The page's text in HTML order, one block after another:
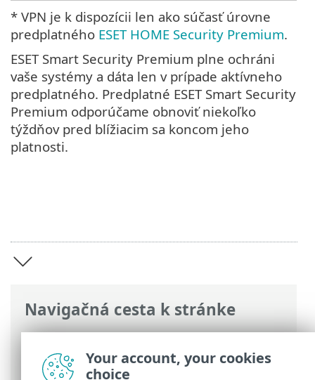
Navigačná cesta k stránke
ESET Online pomocník>ESET Smart
Security Premium>ESET Smart Security
Premium
* VPN je k dispozícii len ako súčasť úrovne
predplatného ESET HOME Security Premium.
ESET Smart Security Premium plne ochráni
vaše systémy a dáta len v prípade aktívneho
predplatného. Predplatné ESET Smart Security
Premium odporúčame obnoviť niekoľko
týždňov pred blížiacim sa koncom jeho
platnosti.
Your account, your cookies
choice